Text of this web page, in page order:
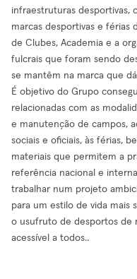
infraestruturas desportivas,
marcas desportivas e férias
de Clubes, Academia e a
fulcrais que foram sendo
se mantêm na marca que
É objetivo do Grupo
relacionadas com as
e manutenção de campos,
sociais e oficiais, às férias,
materiais que permitem a
referência nacional e
trabalhar num projeto
para um estilo de vida mais
o usufruto de desportos de
acessível a todos..